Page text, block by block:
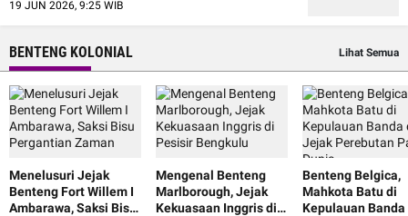
19 JUN 2026, 9:25 WIB
BENTENG KOLONIAL Lihat Semua
Menelusuri Jejak
Benteng Fort Willem I
Ambarawa, Saksi Bisu
Mengenal Benteng
Marlborough, Jejak
Kekuasaan Inggris di
Benteng Belgica,
Mahkota Batu di
Kepulauan Banda